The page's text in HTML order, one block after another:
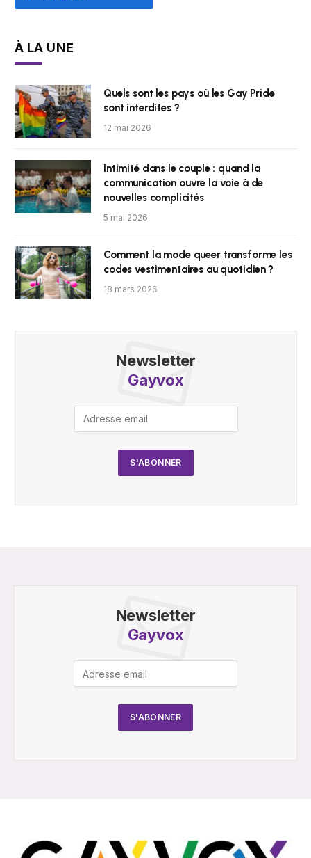
À LA UNE
Quels sont les pays où les Gay Pride
sont interdites ?
12 mai 2026
Intimité dans le couple : quand la
communication ouvre la voie à de
nouvelles complicités
5 mai 2026
Comment la mode queer transforme les
codes vestimentaires au quotidien ?
18 mars 2026
Newsletter
Gayvox
Newsletter
Gayvox